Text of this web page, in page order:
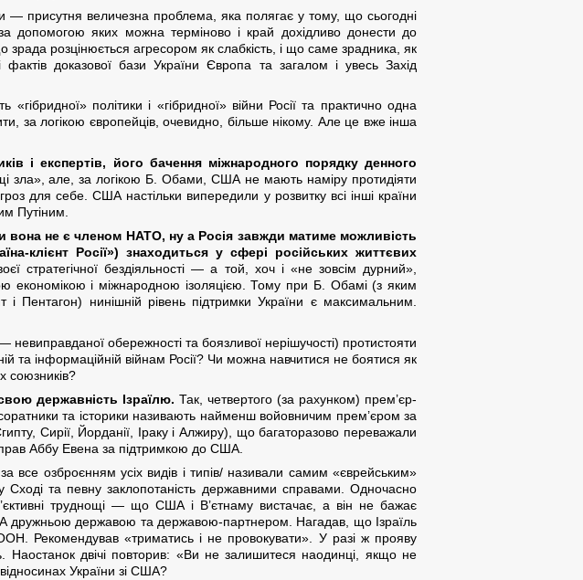
— присутня величезна проблема, яка полягає у тому, що сьогодні
допомогою яких можна терміново і край дохідливо донести до
розцінюється агресором як слабкість, і що саме зрадника, як
доказової бази України Європа та загалом і увесь Захід
політики і «гібридної» війни Росії та практично одна
за логікою європейців, очевидно, більше нікому. Але це вже інша
і експертів, його бачення міжнародного порядку денного
зла», але, за логікою Б. Обами, США не мають наміру протидіяти
для себе. США настільки випередили у розвитку всі інші країни
Путіним.
не є членом НАТО, ну а Росія завжди матиме можливість
клієнт Росії») знаходиться у сфері російських життєвих
бездіяльності — а той, хоч і «не зовсім дурний»,
економікою і міжнародною ізоляцією. Тому при Б. Обамі (з яким
Пентагон) нинішній рівень підтримки України є максимальним.
обережності та боязливої нерішучості) протистояти
та інформаційній війнам Росії? Чи можна навчитися не боятися як
союзників?
державність Ізраїлю. Так, четвертого (за рахунком) прем’єр-
та історики називають найменш войовничим прем’єром за
Сирії, Йорданії, Іраку і Алжиру), що багаторазово переважали
Аббу Евена за підтримкою до США.
озброєнням усіх видів і типів/ називали самим «єврейським»
та певну заклопотаність державними справами. Одночасно
труднощі — що США і В’єтнаму вистачає, а він не бажає
дружньою державою та державою-партнером. Нагадав, що Ізраїль
Рекомендував «триматись і не провокувати». У разі ж прояву
Наостанок двічі повторив: «Ви не залишитеся наодинці, якщо не
України зі США?